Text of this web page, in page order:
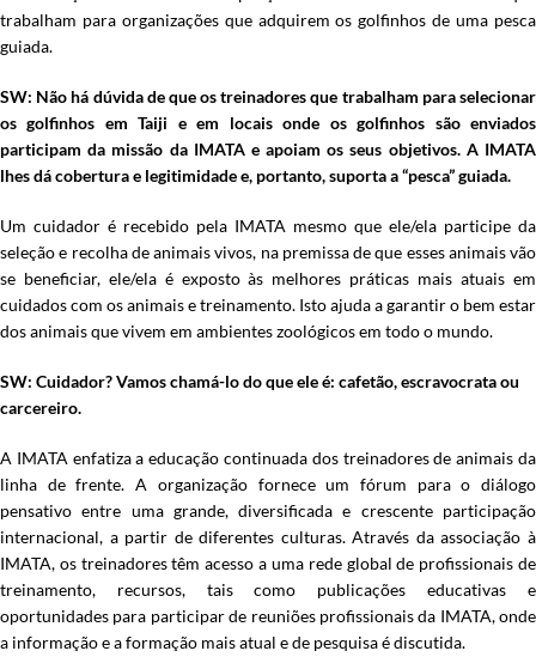
trabalham para organizações que adquirem os golfinhos de uma pesca
guiada.
SW: Não há dúvida de que os treinadores que trabalham para selecionar
os golfinhos em Taiji e em locais onde os golfinhos são enviados
participam da missão da IMATA e apoiam os seus objetivos. A IMATA
lhes dá cobertura e legitimidade e, portanto, suporta a “pesca” guiada.
Um cuidador é recebido pela IMATA mesmo que ele/ela participe da
seleção e recolha de animais vivos, na premissa de que esses animais vão
se beneficiar, ele/ela é exposto às melhores práticas mais atuais em
cuidados com os animais e treinamento. Isto ajuda a garantir o bem estar
dos animais que vivem em ambientes zoológicos em todo o mundo.
SW: Cuidador? Vamos chamá-lo do que ele é: cafetão, escravocrata ou
carcereiro.
A IMATA enfatiza a educação continuada dos treinadores de animais da
linha de frente. A organização fornece um fórum para o diálogo
pensativo entre uma grande, diversificada e crescente participação
internacional, a partir de diferentes culturas. Através da associação à
IMATA, os treinadores têm acesso a uma rede global de profissionais de
treinamento, recursos, tais como publicações educativas e
oportunidades para participar de reuniões profissionais da IMATA, onde
a informação e a formação mais atual e de pesquisa é discutida.